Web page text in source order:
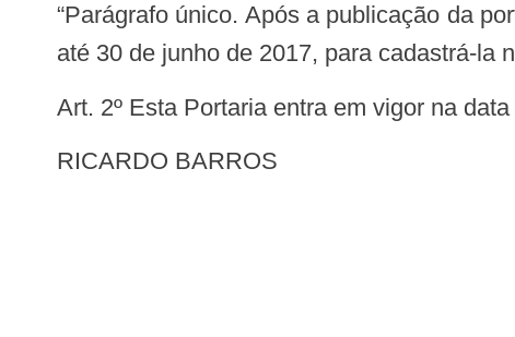
“Parágrafo único. Após a publicação da portaria de credenciamento da (s) Equipe (s) do NASF, o Município terá o prazo máximo
até 30 de junho de 2017, para cadastrá-la
Art. 2º Esta Portaria entra em vigor na
RICARDO BARROS